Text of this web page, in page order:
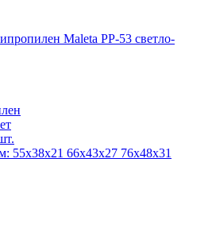
Maleta PP-53 светло-
55х38х21 66х43х27 76х48х31